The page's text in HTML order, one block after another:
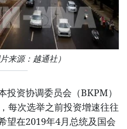
来源：越通社）
资协调委员会（BKPM）
每次选举之前投资增速往往
望在2019年4月总统及国会